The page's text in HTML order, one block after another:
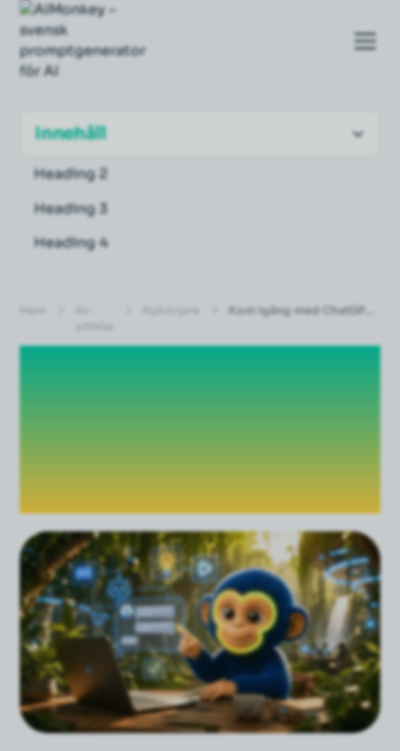
Innehåll
Heading 2
Heading 3
Heading 4
Kom igång med ChatGPT
nybörjare 2026 |
Kom igång med
ChatGPT: Steg-för-
steg-guiden för
nybörjare (2026)